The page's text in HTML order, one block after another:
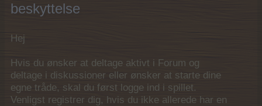
beskyttelse
Hej
Hvis du ønsker at deltage aktivt i Forum og
deltage i diskussioner eller ønsker at starte dine
egne tråde, skal du først logge ind i spillet.
Venligst registrer dig, hvis du ikke allerede har en